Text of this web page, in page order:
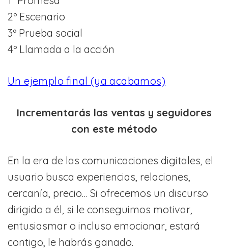
2º Escenario
3º Prueba social
4º Llamada a la acción
Un ejemplo final (ya acabamos)
Incrementarás las ventas y seguidores
con este método
En la era de las comunicaciones digitales, el
usuario busca experiencias, relaciones,
cercanía, precio… Si ofrecemos un discurso
dirigido a él, si le conseguimos motivar,
entusiasmar o incluso emocionar, estará
contigo, le habrás ganado.